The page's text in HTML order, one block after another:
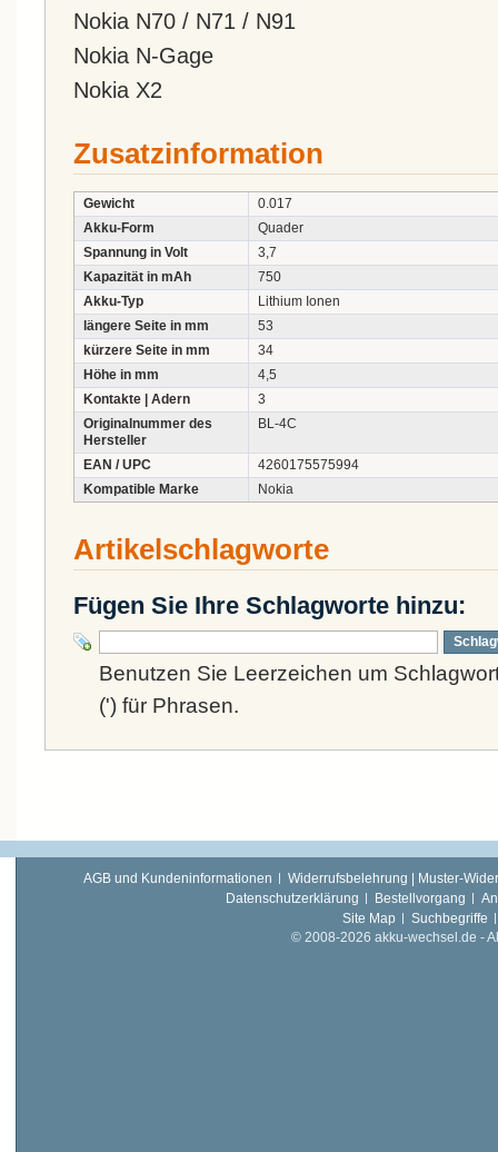
Nokia N70 / N71 / N91
Nokia N-Gage
Nokia X2
Zusatzinformation
Gewicht
0.017
Akku-Form
Quader
Spannung in Volt
3,7
Kapazität in mAh
750
Akku-Typ
Lithium Ionen
längere Seite in mm
53
kürzere Seite in mm
34
Höhe in mm
4,5
Kontakte | Adern
3
Originalnummer des
Hersteller
BL-4C
EAN / UPC
4260175575994
Kompatible Marke
Nokia
Artikelschlagworte
Fügen Sie Ihre Schlagworte hinzu:
Benutzen Sie Leerzeichen um
(') für Phrasen.
AGB und Kundeninformationen
Widerrufsbelehrung | Muster-
Datenschutzerklärung
Bestellvorgang
Site Map
Suchbegriffe
© 2008-2026 akku-wechsel.de -